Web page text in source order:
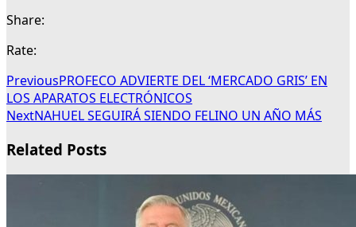
Share:
Rate:
PreviousPROFECO ADVIERTE DEL ‘MERCADO GRIS’ EN
LOS APARATOS ELECTRÓNICOS
NextNAHUEL SEGUIRÁ SIENDO FELINO UN AÑO MÁS
Related Posts